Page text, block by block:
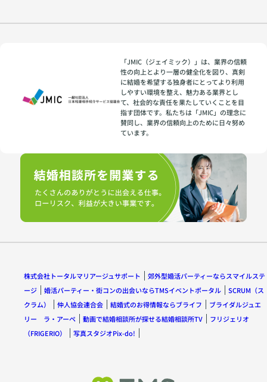
「JMIC（ジェイミック）」は、業界の信頼
性の向上とより一層の健全化を図り、真剣
に結婚を希望する独身者にとってより利用
しやすい環境を整え、魅力ある業界とし
て、社会的な責任を果たしていくことを目
指す団体です。私たちは「JMIC」の理念に
賛同し、業界の信頼向上のために日々努め
ています。
株式会社トータルマリアージュサポート
郊外型婚活パーティーならスマイルステ
ージ
婚活パーティー・街コンの出会いならTMSイベントポータル
SCRUM（ス
クラム）
仲人協会連合会 結婚式のお得情報ならブライフ
ブライダルジュエ
リー ラ・アーペ
動画で結婚相談所が探せる結婚相談所TV
フリジェリオ
（FRIGERIO）
写真スタジオPix-do!